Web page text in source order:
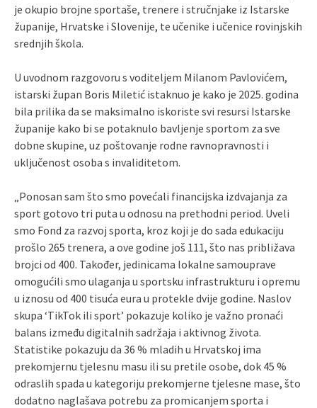
je okupio brojne sportaše, trenere i stručnjake iz Istarske
županije, Hrvatske i Slovenije, te učenike i učenice rovinjskih
srednjih škola.
U uvodnom razgovoru s voditeljem Milanom Pavlovićem,
istarski župan Boris Miletić istaknuo je kako je 2025. godina
bila prilika da se maksimalno iskoriste svi resursi Istarske
županije kako bi se potaknulo bavljenje sportom za sve
dobne skupine, uz poštovanje rodne ravnopravnosti i
uključenost osoba s invaliditetom.
„Ponosan sam što smo povećali financijska izdvajanja za
sport gotovo tri puta u odnosu na prethodni period. Uveli
smo Fond za razvoj sporta, kroz koji je do sada edukaciju
prošlo 265 trenera, a ove godine još 111, što nas približava
brojci od 400. Također, jedinicama lokalne samouprave
omogućili smo ulaganja u sportsku infrastrukturu i opremu
u iznosu od 400 tisuća eura u protekle dvije godine. Naslov
skupa ‘TikTok ili sport’ pokazuje koliko je važno pronaći
balans između digitalnih sadržaja i aktivnog života.
Statistike pokazuju da 36 % mladih u Hrvatskoj ima
prekomjernu tjelesnu masu ili su pretile osobe, dok 45 %
odraslih spada u kategoriju prekomjerne tjelesne mase, što
dodatno naglašava potrebu za promicanjem sporta i